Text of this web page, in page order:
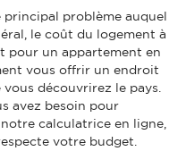
principal problème auquel
le coût du logement à
pour un appartement en
vous offrir un endroit
découvrirez le pays.
avez besoin pour
calculatrice en ligne,
votre budget.